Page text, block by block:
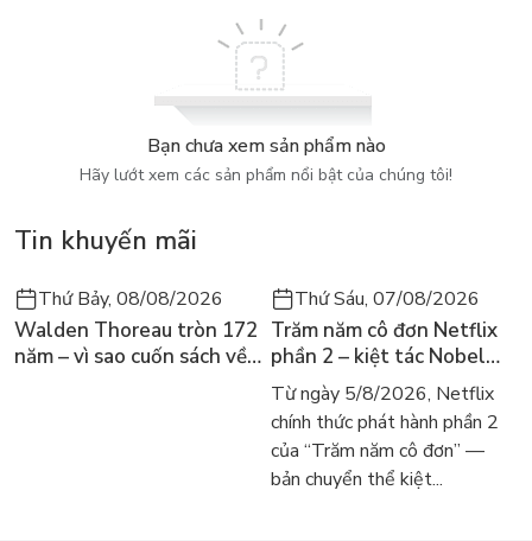
Bạn chưa xem sản phẩm nào
Hãy lướt xem các sản phẩm nổi bật của chúng tôi!
Tin khuyến mãi
Thứ Bảy, 08/08/2026
Walden Thoreau tròn 172
năm – vì sao cuốn sách về
Thứ Sáu, 07/08/2026
Trăm năm cô đơn Netflix
phần 2 – kiệt tác Nobel
trở lại màn ảnh, dòng
người tìm đọc lại García
Márquez
Từ ngày 5/8/2026, Netflix
chính thức phát hành phần 2
của “Trăm năm cô đơn” —
bản chuyển thể kiệt...